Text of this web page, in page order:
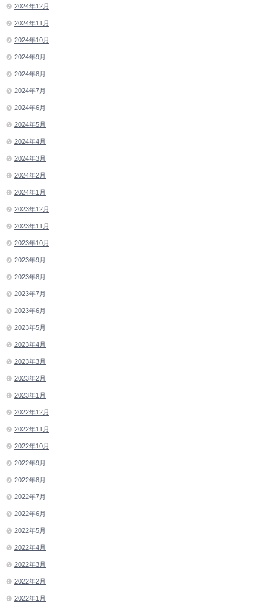
2024年12月
2024年11月
2024年10月
2024年9月
2024年8月
2024年7月
2024年6月
2024年5月
2024年4月
2024年3月
2024年2月
2024年1月
2023年12月
2023年11月
2023年10月
2023年9月
2023年8月
2023年7月
2023年6月
2023年5月
2023年4月
2023年3月
2023年2月
2023年1月
2022年12月
2022年11月
2022年10月
2022年9月
2022年8月
2022年7月
2022年6月
2022年5月
2022年4月
2022年3月
2022年2月
2022年1月